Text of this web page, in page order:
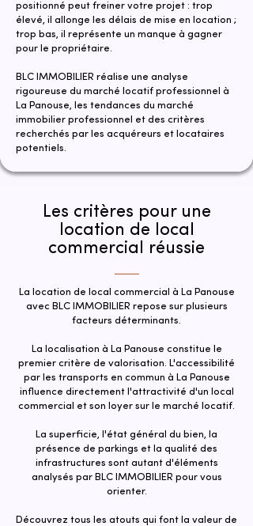
positionné peut freiner votre projet : trop
élevé, il allonge les délais de mise en location ;
trop bas, il représente un manque à gagner
pour le propriétaire.
​​BLC IMMOBILIER réalise une analyse
rigoureuse du marché locatif professionnel à
La Panouse, les tendances du marché
immobilier professionnel et des critères
recherchés par les acquéreurs et locataires
potentiels.
Les critères pour une
location de local
commercial réussie
La location de local commercial à La Panouse
avec BLC IMMOBILIER repose sur plusieurs
facteurs déterminants.
La localisation à La Panouse constitue le
premier critère de valorisation. L'accessibilité
par les transports en commun à La Panouse
influence directement l'attractivité d'un local
commercial et son loyer sur le marché locatif.
La superficie, l'état général du bien, la
présence de parkings et la qualité des
infrastructures sont autant d'éléments
analysés par BLC IMMOBILIER pour vous
orienter.
Découvrez tous les atouts qui font la valeur de